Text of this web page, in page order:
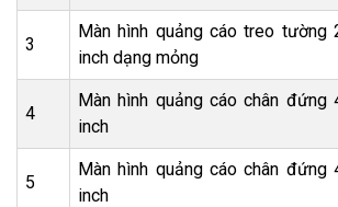
3
Màn hình quảng cáo treo tường
inch dạng mỏng
4
Màn hình quảng cáo chân đứng
inch
5
Màn hình quảng cáo chân đứng
inch